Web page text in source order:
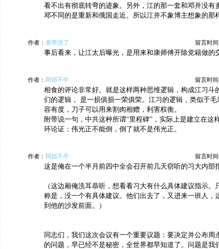
看不出有彻底转弯的迹象。另外，江的那一套和邓并没有
邓不同的是重新和俄国走近。所以江并不象博主想象的那
作者： 皇帝没了 留言时间
事后看来，让江太后曝光，是用来和康师傅开除党籍做的
作者： 阿妞不牛 留言时间
相食的评论非常好。就是这样两种思维逻辑，构成江习斗
们的逻辑， 是一损俱损一荣俱荣。江习的逻辑，类似于
容有度，刀子可以用来割肉相赠，利害权衡。
附带说一句，中共这种所谓“里程碑”，实际上是建立在这
环论证：伟光正不能倒，倒了就不是伟光正。
作者： 阿妞不牛 留言时间
这是俺在一个半月前四中全会召开前几天窃听的习大内部
（这边厢俺洗耳恭听，想看看习大有什么具体建议指示。
称是，没一个有具体建议。他们出去了，又进来一班人，
到他的沙发前面。）
同志们，我们这次会议有一个重要议题：要决定并公布周
的问题，早已经不是秘密，全世界都早知道了。问题是我